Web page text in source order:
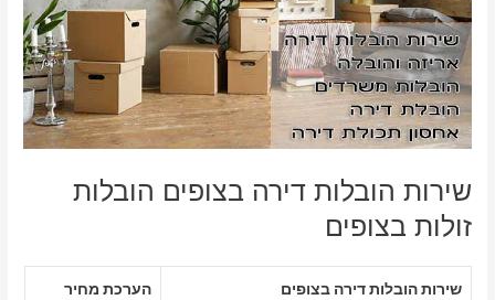
שירות הובלות דירה בצופים הובלות
זולות בצופים
שירות הובלות דירה בצופים הערכת מחיר